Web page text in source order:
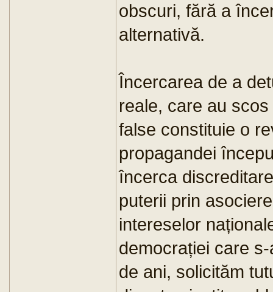
obscuri, fără a
alternativă.
Încercarea de a
reale, care au
false constituie o
propagandei
încerca
puterii prin
intereselor
democrației care
de ani, solicităm